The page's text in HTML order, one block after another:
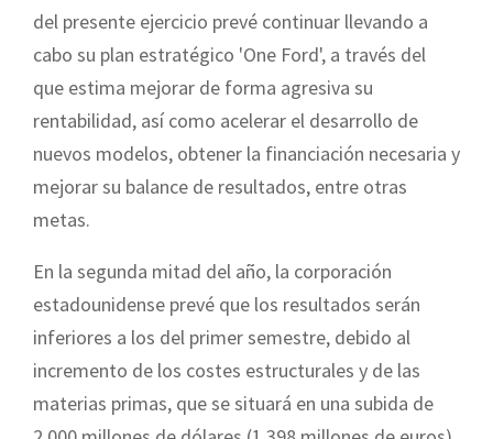
del presente ejercicio prevé continuar llevando a
cabo su plan estratégico 'One Ford', a través del
que estima mejorar de forma agresiva su
rentabilidad, así como acelerar el desarrollo de
nuevos modelos, obtener la financiación necesaria y
mejorar su balance de resultados, entre otras
metas.
En la segunda mitad del año, la corporación
estadounidense prevé que los resultados serán
inferiores a los del primer semestre, debido al
incremento de los costes estructurales y de las
materias primas, que se situará en una subida de